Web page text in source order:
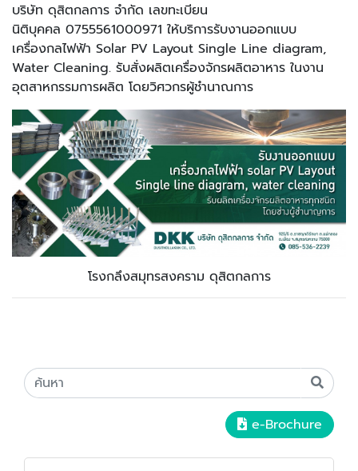
บริษัท ดุสิตกลการ จำกัด เลขทะเบียน
นิติบุคคล 0755561000971 ให้บริการรับงานออกแบบ
เครื่องกลไฟฟ้า Solar PV Layout Single Line diagram,
Water Cleaning. รับสั่งผลิตเครื่องจักรผลิตอาหาร ในงาน
อุตสาหกรรมการผลิต โดยวิศวกรผู้ชำนาณการ
โรงกลึงสมุทรสงคราม ดุสิตกลการ
e-Brochure